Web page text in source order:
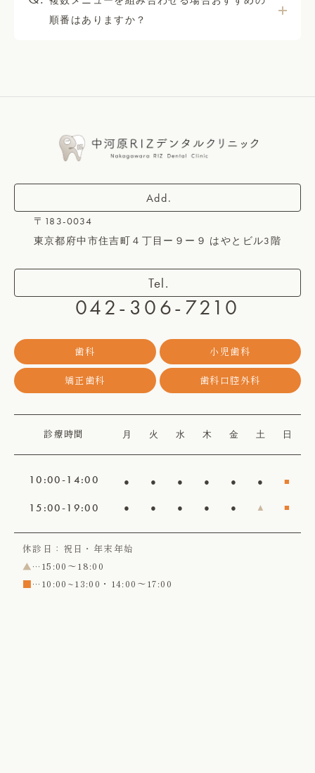
順番はありますか？
〒183-0034
東京都府中市住吉町４丁目ー９ー９ はやとビル3階
042-306-7210
歯科 小児歯科
矯正歯科 歯科口腔外科
診療時間 月 火 水 木 金 土 日
10:00-14:00 ● ● ● ● ● ● ■
15:00-19:00 ● ● ● ● ● ▲ ■
休診日：祝日・年末年始
▲ …15:00〜18:00
…10:00~13:00・14:00〜17:00